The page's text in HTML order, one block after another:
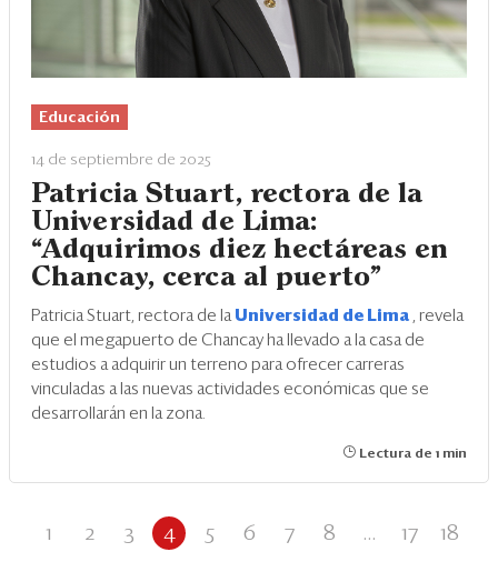
Educación
14 de septiembre de 2025
Patricia Stuart, rectora de la
Universidad de Lima:
“Adquirimos diez hectáreas en
Chancay, cerca al puerto”
Patricia Stuart, rectora de la Universidad de Lima
, revela
que el megapuerto de Chancay ha llevado a la casa de
estudios a adquirir un terreno para ofrecer carreras
vinculadas a las nuevas actividades económicas que se
desarrollarán en la zona.
Lectura de 1 min
1 2 3 4 5 6 7 8 ... 17 18